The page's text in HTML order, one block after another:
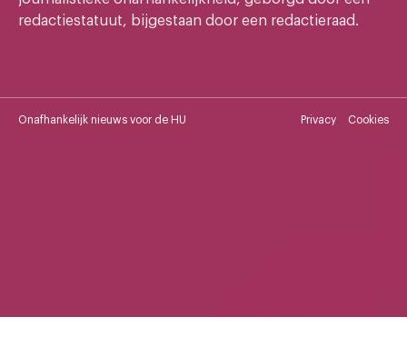
redactiestatuut, bijgestaan door een redactieraad.
Onafhankelijk nieuws voor de HU Privacy Cookies